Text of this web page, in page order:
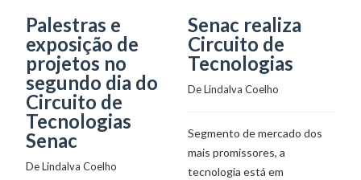
Palestras e
exposição de
projetos no
segundo dia do
Circuito de
Tecnologias
Senac
De Lindalva Coelho
Senac realiza
Circuito de
Tecnologias
De Lindalva Coelho
Segmento de mercado dos
mais promissores, a
tecnologia está em